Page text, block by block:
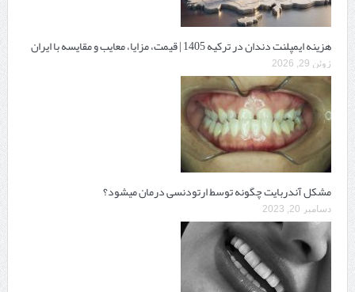
هزینه ایمپلنت دندان در ترکیه 1405 | قیمت، مزایا، معایب و مقایسه با ایران
ژوئن 29, 2026
مشکل آندربایت چگونه توسط ارتودنسی درمان میشود؟
دسامبر 20, 2023